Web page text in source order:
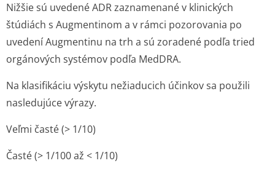
Nižšie sú uvedené ADR zaznamenané v klinických
štúdiách s Augmentinom a v rámci pozorovania po
uvedení Augmentinu na trh a sú zoradené podľa tried
orgánových systémov podľa MedDRA.
Na klasifikáciu výskytu nežiaducich účinkov sa použili
nasledujúce výrazy.
Veľmi časté (> 1/10)
Časté (> 1/100 až < 1/10)